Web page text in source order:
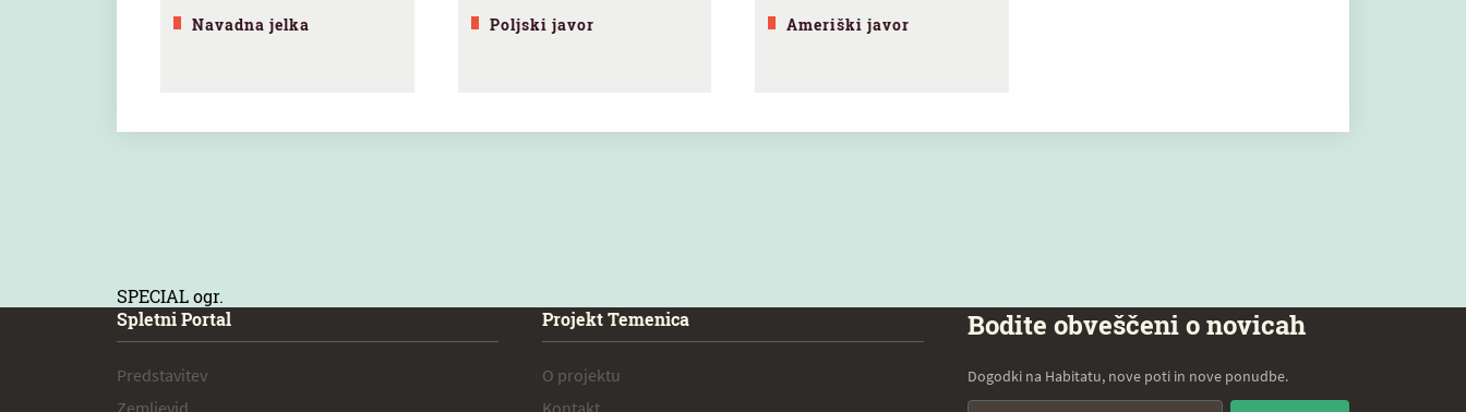
Navadna jelka Poljski javor Ameriški javor
SPECIAL ogr.
Spletni Portal
Predstavitev
Zemljevid
Projekt Temenica
O projektu
Kontakt
Bodite obveščeni o novicah
Dogodki na Habitatu, nove poti in nove ponudbe.